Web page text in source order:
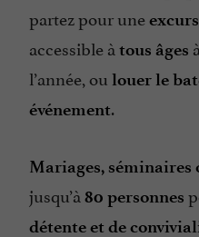
partez pour une
accessible à tous âges
l’année, ou louer le
événement.
Mariages, séminaires
jusqu’à 80 personnes
détente et de